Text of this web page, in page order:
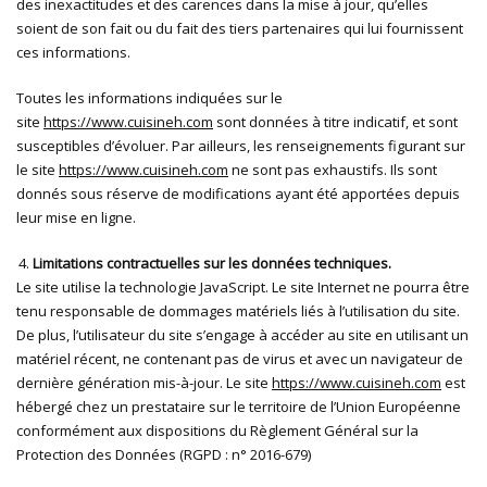
des inexactitudes et des carences dans la mise à jour, qu’elles
soient de son fait ou du fait des tiers partenaires qui lui fournissent
ces informations.
Toutes les informations indiquées sur le
site https://www.cuisineh.com sont données à titre indicatif, et sont
susceptibles d’évoluer. Par ailleurs, les renseignements figurant sur
le site https://www.cuisineh.com ne sont pas exhaustifs. Ils sont
donnés sous réserve de modifications ayant été apportées depuis
leur mise en ligne.
Limitations contractuelles sur les données techniques.
Le site utilise la technologie JavaScript. Le site Internet ne pourra être
tenu responsable de dommages matériels liés à l’utilisation du site.
De plus, l’utilisateur du site s’engage à accéder au site en utilisant un
matériel récent, ne contenant pas de virus et avec un navigateur de
dernière génération mis-à-jour. Le site https://www.cuisineh.com est
hébergé chez un prestataire sur le territoire de l’Union Européenne
conformément aux dispositions du Règlement Général sur la
Protection des Données (RGPD : n° 2016-679)